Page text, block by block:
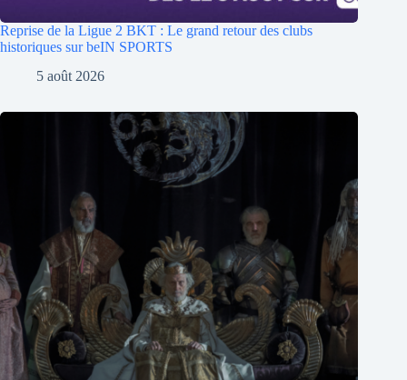
Reprise de la Ligue 2 BKT : Le grand retour des clubs
historiques sur beIN SPORTS
5 août 2026